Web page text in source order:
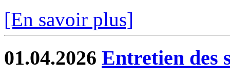
[En savoir plus]
01.04.2026 Entretien des